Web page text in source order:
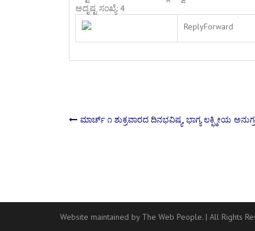
ಅದೃಷ್ಟ ಸಂಖ್ಯೆ: 4
ReplyForward
Post
ಮಾರ್ಚ್ ೧ ಶುಕ್ರವಾರದ ದಿನಭವಿಷ್ಯ, ಭಾಗ್ಯ ಲಕ್ಫ್ಮೀಯ
Website maintained by The Web People. | All Rights